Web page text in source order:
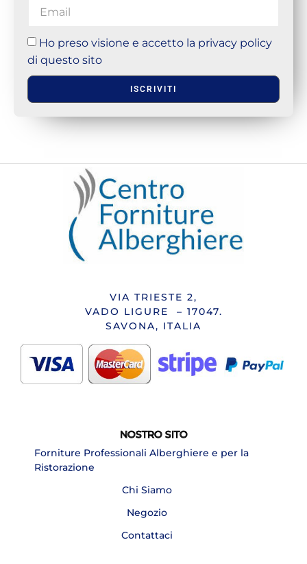
Ho preso visione e accetto la privacy policy
di questo sito
ISCRIVITI
VIA TRIESTE 2,
VADO LIGURE – 17047.
SAVONA, ITALIA
NOSTRO SITO
Forniture Professionali Alberghiere e per la
Ristorazione
Chi Siamo
Negozio
Contattaci